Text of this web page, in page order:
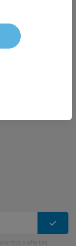
e ofertas.